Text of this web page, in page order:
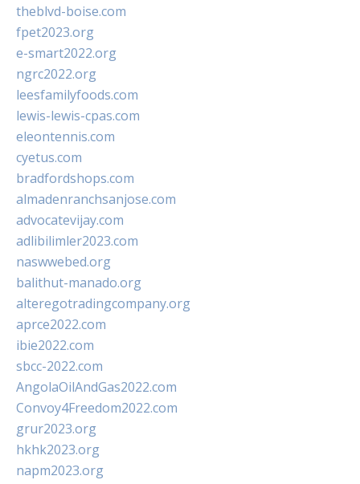
theblvd-boise.com
fpet2023.org
e-smart2022.org
ngrc2022.org
leesfamilyfoods.com
lewis-lewis-cpas.com
eleontennis.com
cyetus.com
bradfordshops.com
almadenranchsanjose.com
advocatevijay.com
adlibilimler2023.com
naswwebed.org
balithut-manado.org
alteregotradingcompany.org
aprce2022.com
ibie2022.com
sbcc-2022.com
AngolaOilAndGas2022.com
Convoy4Freedom2022.com
grur2023.org
hkhk2023.org
napm2023.org